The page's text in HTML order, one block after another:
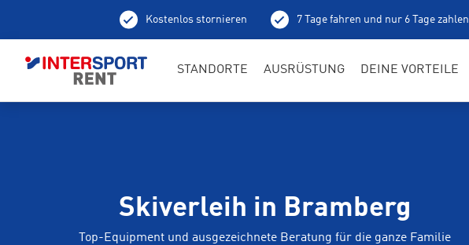
Kostenlos stornieren 7 Tage fahren und nur 6 Tage zahlen
STANDORTE AUSRÜSTUNG DEINE VORTEILE
Skiverleih in Bramberg
Top-Equipment und ausgezeichnete Beratung für die ganze Familie